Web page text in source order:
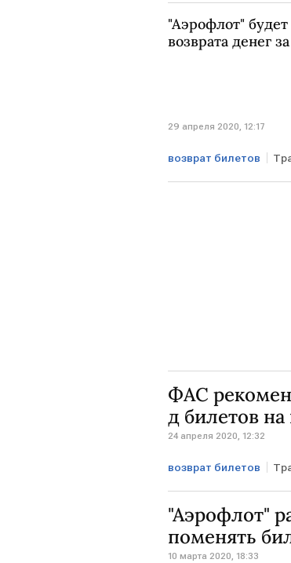
авиаперевозки
"Аэрофлот"
возврата денег
29 апреля 2020, 12:17
возврат билетов
ФАС
д билетов
24 апреля 2020, 12:32
возврат билетов
"Аэрофлот"
поменять
10 марта 2020, 18:33